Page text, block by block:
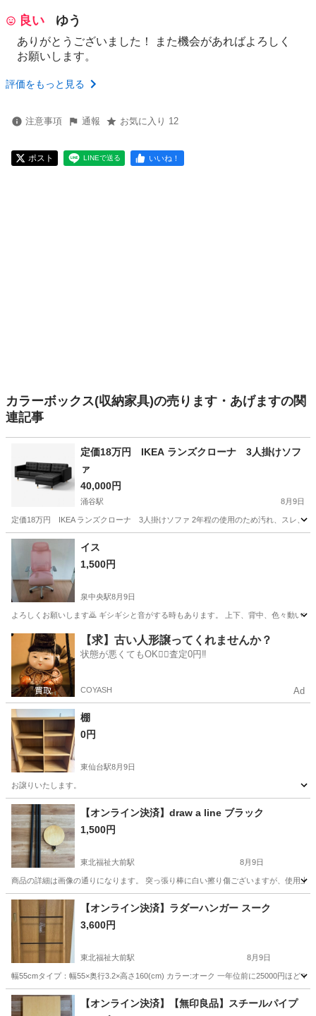
良い ゆう
ありがとうございました！ また機会があればよろしく
お願いします。
評価をもっと見る
注意事項 通報 お気に入り 12
ポスト LINEで送る いいね！
カラーボックス(収納家具)の売ります・あげますの関
連記事
定価18万円 IKEA ランズクローナ 3人掛けソフ
ァ
40,000円
涌谷駅 8月9日
定価18万円 IKEA ランズクローナ 3人掛けソファ 2年程の使用のため汚れ、スレ、ほ
宮城 遠田郡
イス
1,500円
泉中央駅8月9日
よろしくお願いします🙇 ギシギシと音がする時もあります。 上下、背中、色々動いて
宮城 仙台市 泉中央駅 家具 イス
【求】古い人形譲ってくれませんか？
状態が悪くてもOK🙆‍♀️査定0円‼️
COYASH Ad
棚
0円
東仙台駅8月9日
お譲りいたします。
宮城 仙台市 東仙台駅 収納家具
【オンライン決済】draw a line ブラック
1,500円
東北福祉大前駅 8月9日
商品の詳細は画像の通りになります。 突っ張り棒に白い擦り傷ございますが、使用上
宮城 仙台市 東北福祉大前駅 家具
【オンライン決済】ラダーハンガー スーク
3,600円
東北福祉大前駅 8月9日
幅55cmタイプ：幅55×奥行3.2×高さ160(cm) カラー:オーク 一年位前に25000円ほどで
宮城 仙台市 東北福祉大前駅 家具
【オンライン決済】【無印良品】スチールパイプ